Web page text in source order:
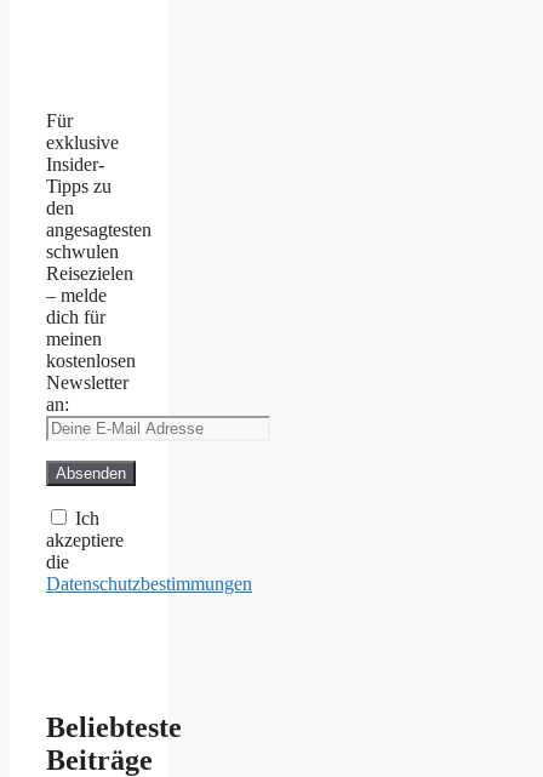
Für
exklusive
Insider-
Tipps zu
den
angesagtesten
schwulen
Reisezielen
– melde
dich für
meinen
kostenlosen
Newsletter
an:
Ich
akzeptiere
die
Datenschutzbestimmungen
Beliebteste
Beiträge